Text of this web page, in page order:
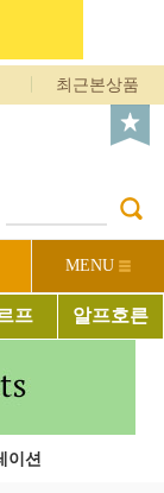
최근본상품
MENU
프 알프호른
이션